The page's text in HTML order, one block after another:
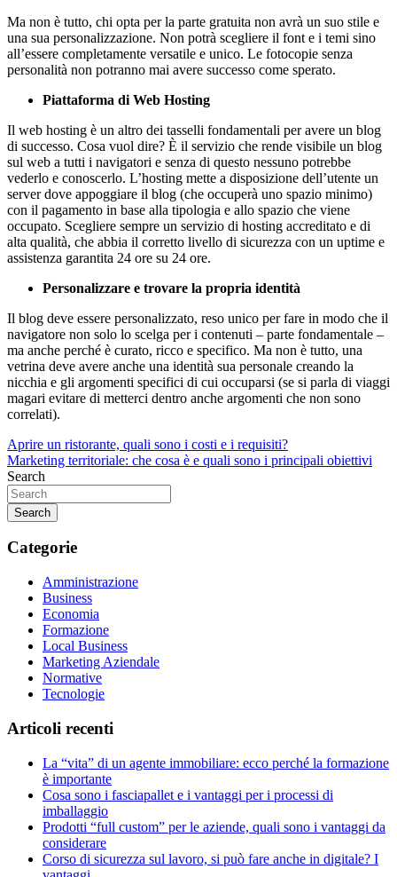
Ma non è tutto, chi opta per la parte gratuita non avrà un suo stile e
una sua personalizzazione. Non potrà scegliere il font e i temi sino
all’essere completamente versatile e unico. Le fotocopie senza
personalità non potranno mai avere successo come sperato.
Piattaforma di Web Hosting
Il web hosting è un altro dei tasselli fondamentali per avere un blog
di successo. Cosa vuol dire? È il servizio che rende visibile un blog
sul web a tutti i navigatori e senza di questo nessuno potrebbe
vederlo e conoscerlo. L’hosting mette a disposizione dell’utente un
server dove appoggiare il blog (che occuperà uno spazio minimo)
con il pagamento in base alla tipologia e allo spazio che viene
occupato. Scegliere sempre un servizio di hosting accreditato e di
alta qualità, che abbia il corretto livello di sicurezza con un uptime e
assistenza garantita 24 ore su 24 ore.
Personalizzare e trovare la propria identità
Il blog deve essere personalizzato, reso unico per fare in modo che il
navigatore non solo lo scelga per i contenuti – parte fondamentale –
ma anche perché è curato, ricco e specifico. Ma non è tutto, una
vetrina deve avere anche una identità sua personale creando la
nicchia e gli argomenti specifici di cui occuparsi (se si parla di viaggi
magari evitare di metterci dentro anche argomenti che non sono
correlati).
Navigazione
articoli
Aprire un ristorante, quali sono i costi e i requisiti?
Marketing territoriale: che cosa è e quali sono i principali obiettivi
Search
Search
Categorie
Amministrazione
Business
Economia
Formazione
Local Business
Marketing Aziendale
Normative
Tecnologie
Articoli recenti
La “vita” di un agente immobiliare: ecco perché la formazione
è importante
Cosa sono i fasciapallet e i vantaggi per i processi di
imballaggio
Prodotti “full custom” per le aziende, quali sono i vantaggi da
considerare
Corso di sicurezza sul lavoro, si può fare anche in digitale? I